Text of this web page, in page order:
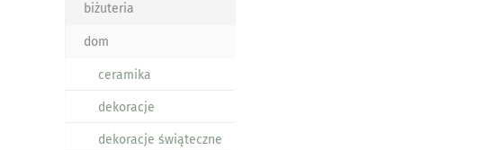
biżuteria
dom
ceramika
dekoracje
dekoracje świąteczne